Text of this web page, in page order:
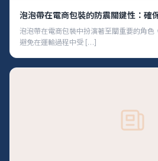
泡泡帶在電商包裝的防震關鍵性：確
泡泡帶在電商包裝中扮演著至關重要的角色
避免在運輸過程中受 […]